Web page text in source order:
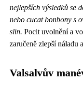
nejlepších výsledků se
nebo cucat bonbony s
slin. Pocit uvolnění a
zaručeně zlepší náladu
Valsalvův